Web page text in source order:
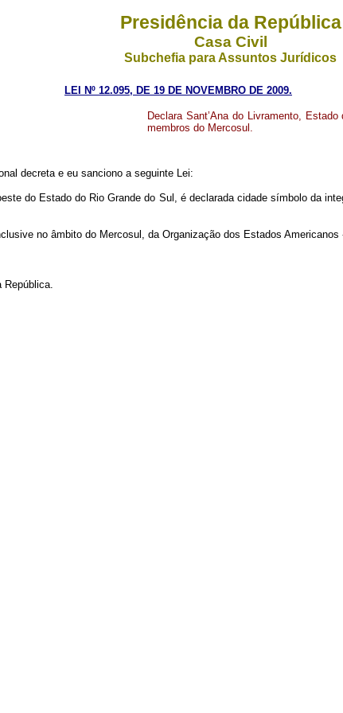
Presidência da República
Casa Civil
Subchefia para Assuntos Jurídicos
LEI Nº 12.095, DE 19 DE NOVEMBRO DE 2009.
Declara Sant’Ana do Livramento,
membros do Mercosul.
decreta e eu sanciono a seguinte Lei:
do Estado do Rio Grande do Sul, é declarada cidade símbolo da
no âmbito do Mercosul, da Organização dos Estados
República.